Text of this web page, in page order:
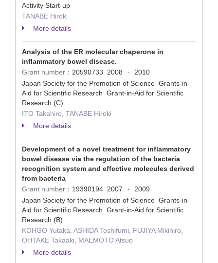
Activity Start-up
TANABE Hiroki
More details
Analysis of the ER molecular chaperone in
inflammatory bowel disease.
Grant number： 20590733 2008 -
2010
Japan Society for the Promotion of Science Grants-in-
Aid for Scientific Research Grant-in-Aid for Scientific
Research (C)
ITO Takahiro, TANABE Hiroki
More details
Development of a novel treatment for inflammatory
bowel disease via the regulation of the bacteria
recognition system and effective molecules derived
from bacteria
Grant number： 19390194 2007 -
2009
Japan Society for the Promotion of Science Grants-in-
Aid for Scientific Research Grant-in-Aid for Scientific
Research (B)
KOHGO Yutaka, ASHIDA Toshifumi, FUJIYA Mikihiro,
OHTAKE Takaaki, MAEMOTO Atsuo
More details